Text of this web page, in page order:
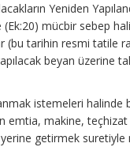
Yeniden
(Ek:20) mücbir sebep
(bu tarihin resmi tatile
beyan üzerine
istemeleri halinde
emtia, makine, teçhizat
getirmek suretiyle